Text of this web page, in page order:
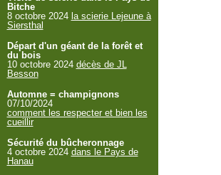
Bitche
8 octobre 2024 la scierie Lejeune à
Siersthal
Départ d'un géant de la forêt et
du bois
10 octobre 2024 décès de JL
Besson
Automne = champignons
07/10/2024
comment les respecter et bien les
cueillir
Sécurité du bûcheronnage
4 octobre 2024 dans le Pays de
Hanau